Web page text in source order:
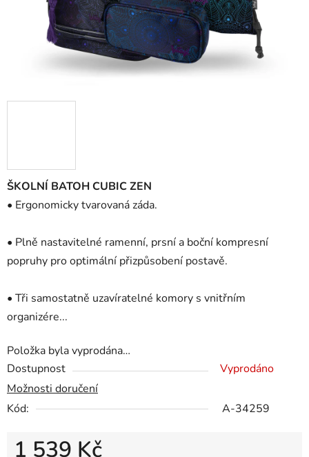
ŠKOLNÍ BATOH CUBIC ZEN
• Ergonomicky tvarovaná záda.
• Plně nastavitelné ramenní, prsní a boční kompresní
popruhy pro optimální přizpůsobení postavě.
• Tři samostatně uzavíratelné komory s vnitřním
organizére...
Položka byla vyprodána…
Dostupnost
Vyprodáno
Možnosti doručení
Kód:
A-34259
1 539 Kč